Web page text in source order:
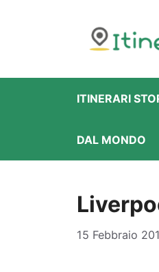
ITINERARI
DAL MONDO
15 Febbraio